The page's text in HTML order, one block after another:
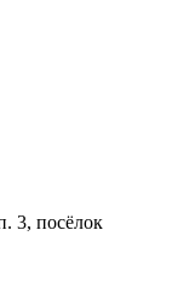
3, посёлок